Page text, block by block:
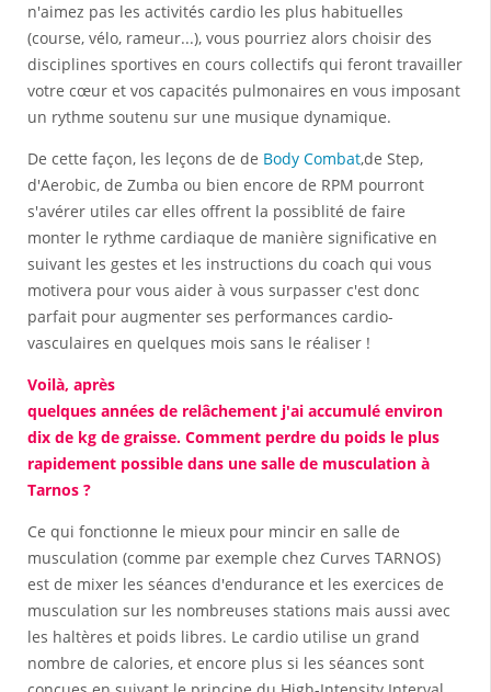
n'aimez pas les activités cardio les plus habituelles
(course, vélo, rameur...), vous pourriez alors choisir des
disciplines sportives en cours collectifs qui feront travailler
votre cœur et vos capacités pulmonaires en vous imposant
un rythme soutenu sur une musique dynamique.
De cette façon, les leçons de de Body Combat,de Step,
d'Aerobic, de Zumba ou bien encore de RPM pourront
s'avérer utiles car elles offrent la possiblité de faire
monter le rythme cardiaque de manière significative en
suivant les gestes et les instructions du coach qui vous
motivera pour vous aider à vous surpasser c'est donc
parfait pour augmenter ses performances cardio-
vasculaires en quelques mois sans le réaliser !
Voilà, après
quelques années de relâchement j'ai accumulé environ
dix de kg de graisse. Comment perdre du poids le plus
rapidement possible dans une salle de musculation à
Tarnos ?
Ce qui fonctionne le mieux pour mincir en salle de
musculation (comme par exemple chez Curves TARNOS)
est de mixer les séances d'endurance et les exercices de
musculation sur les nombreuses stations mais aussi avec
les haltères et poids libres. Le cardio utilise un grand
nombre de calories, et encore plus si les séances sont